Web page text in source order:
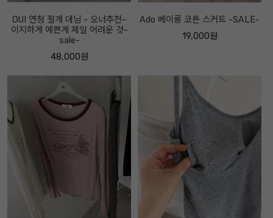
OUI 연청 절개 데님 - 오너추천-
이지하게 예쁜게 제일 어려운 것-
sale-
48,000원
Ado 베이롱 코튼 스커트 -SALE-
19,000원